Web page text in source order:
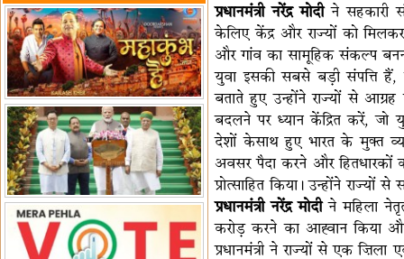
पर बैठक
विधानमंडल लोकतंत्र की पाठशाला
हैं-बिरला
'द वॉयस ऑफ जस्टिस: जस्टिस
गवई स्पीक्स'
राष्ट्रीय युद्ध स्मारक से 'शौर्य विजय
यात्रा' शुरू
भारत जापान में रक्षा संबंधों का
विस्तार
'एनसीसी को मजबूत करना राष्ट्रीय
जिम्मेदारी'
भारत-ऑस्ट्रेलिया ने खेल संबंधों का
जश्न मनाया
'भारत को फुटबॉल में भी वैश्विक
पहचान दिलाएं'
अल्पसंख्यक मंत्री ने की हज
नीति-2027 की घोषणा
राखीगढ़ी में मिले मानव कंकाल
अवशेष
राष्ट्रपति ने कूनो उद्यान में चीता
प्रबंधन देखा
एमआईएफएफ में फ़िल्म गुदगुदी का
प्रधानमंत्री नरेंद्र मोदीने सहकारी
केलिए केंद्र और राज्यों को
और गांव का सामूहिक संकल्प बनना
युवा इसकी सबसे बड़ी संपत्ति
बताते हुए उन्होंने राज्यों से
बदलने पर ध्यान केंद्रित करें, जो
देशों केसाथ हुए भारत के मुक्त
अवसर पैदा करने और हितधारकों
प्रोत्साहित किया। उन्होंने
प्रधानमंत्री नरेंद्र मोदीने महिला
करोड़ करने का आह्वान किया और
प्रधानमंत्री ने राज्यों से एक